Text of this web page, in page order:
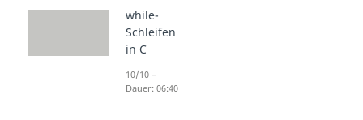
while-
Schleifen
in C
10/10 –
Dauer: 06:40